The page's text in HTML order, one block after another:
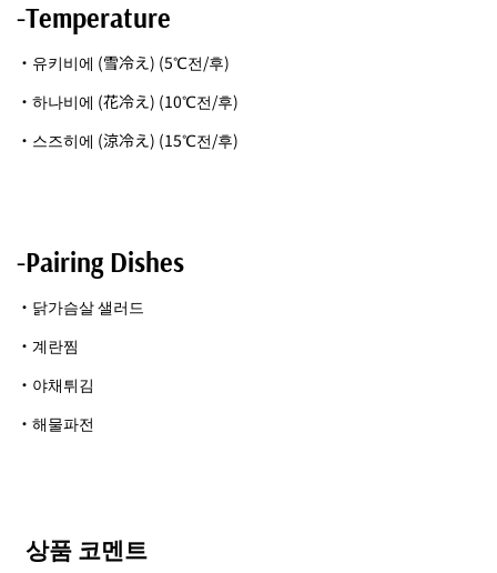
-Temperature
・유키비에 (雪冷え) (5℃전/후)
・하나비에 (花冷え) (10℃전/후)
・스즈히에 (涼冷え) (15℃전/후)
-Pairing Dishes
・닭가슴살 샐러드
・계란찜
・야채튀김
・해물파전
상품 코멘트